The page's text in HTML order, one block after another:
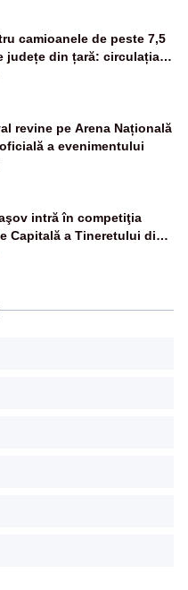
camioanele de peste 7,5
județe din țară: circulația
între orele 12:00 și
revine pe Arena Națională
a evenimentului
intră în competiţia
Capitală a Tineretului din